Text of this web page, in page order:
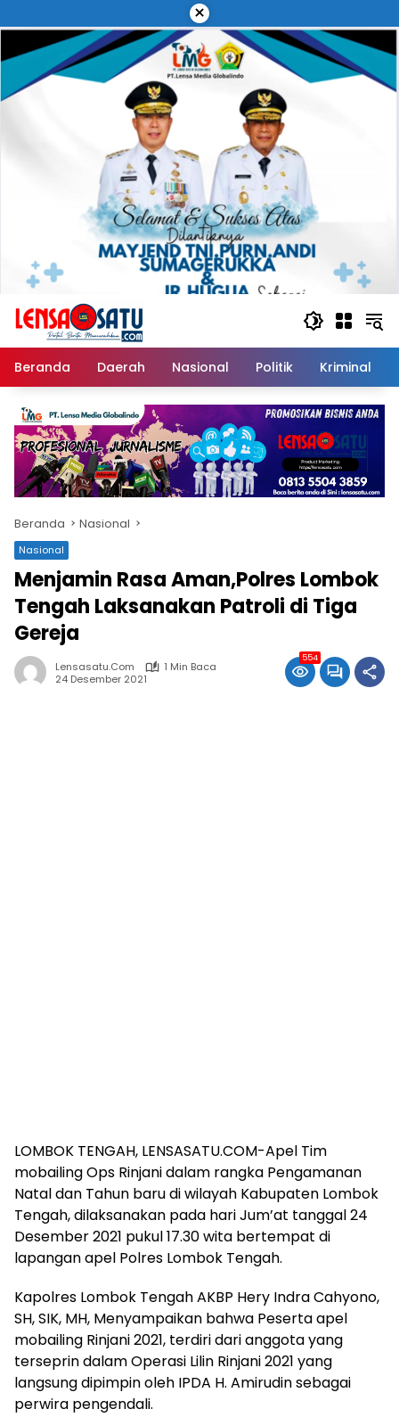
ke
konten
×
Beranda Daerah Nasional Politik Kriminal
Beranda Nasional
Nasional
Menjamin Rasa Aman,Polres Lombok
Tengah Laksanakan Patroli di Tiga
Gereja
Lensasatu.com
1 Min Baca
24 Desember 2021
554
LOMBOK TENGAH, LENSASATU.COM-Apel Tim
mobailing Ops Rinjani dalam rangka Pengamanan
Natal dan Tahun baru di wilayah Kabupaten Lombok
Tengah, dilaksanakan pada hari Jum’at tanggal 24
Desember 2021 pukul 17.30 wita bertempat di
lapangan apel Polres Lombok Tengah.
Kapolres Lombok Tengah AKBP Hery Indra Cahyono,
SH, SIK, MH, Menyampaikan bahwa Peserta apel
mobailing Rinjani 2021, terdiri dari anggota yang
terseprin dalam Operasi Lilin Rinjani 2021 yang
langsung dipimpin oleh IPDA H. Amirudin sebagai
perwira pengendali.